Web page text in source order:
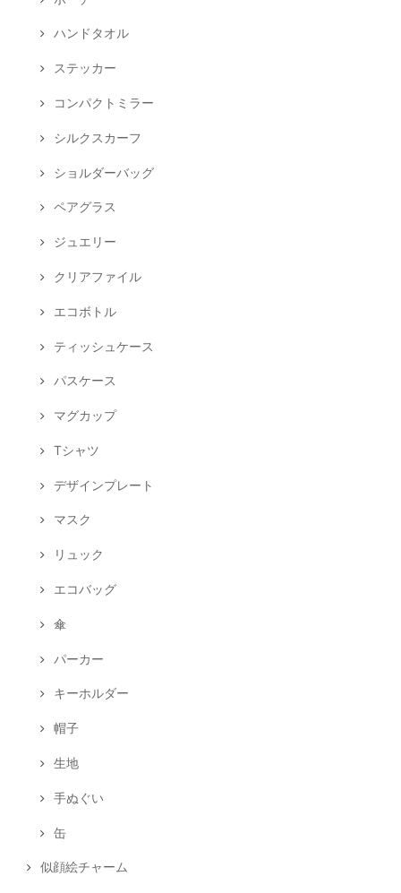
ハンドタオル
ステッカー
コンパクトミラー
シルクスカーフ
ショルダーバッグ
ペアグラス
ジュエリー
クリアファイル
エコボトル
ティッシュケース
パスケース
マグカップ
Tシャツ
デザインプレート
マスク
リュック
エコバッグ
傘
パーカー
キーホルダー
帽子
生地
手ぬぐい
缶
似顔絵チャーム